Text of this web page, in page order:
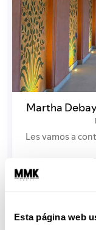
Esta página web
Martha
Les vamos a